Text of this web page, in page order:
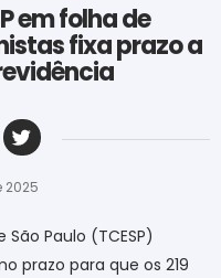
em folha de
fixa prazo a
2025
Paulo (TCESP)
prazo para que os 219